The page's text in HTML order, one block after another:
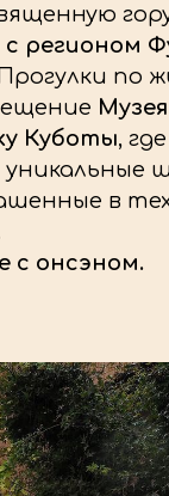
регионом
по
Куботы, где
в
с онсэном.